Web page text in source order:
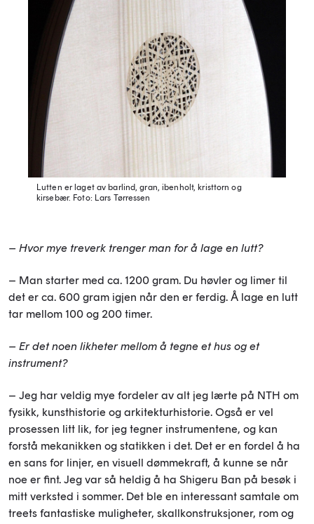
Lutten er laget av barlind, gran, ibenholt, kristtorn og
kirsebær. Foto: Lars Tørressen
– Hvor mye treverk trenger man for å lage en lutt?
– Man starter med ca. 1200 gram. Du høvler og limer til
det er ca. 600 gram igjen når den er ferdig. Å lage en lutt
tar mellom 100 og 200 timer.
– Er det noen likheter mellom å tegne et hus og et
instrument?
– Jeg har veldig mye fordeler av alt jeg lærte på NTH om
fysikk, kunsthistorie og arkitekturhistorie. Også er vel
prosessen litt lik, for jeg tegner instrumentene, og kan
forstå mekanikken og statikken i det. Det er en fordel å ha
en sans for linjer, en visuell dømmekraft, å kunne se når
noe er fint. Jeg var så heldig å ha Shigeru Ban på besøk i
mitt verksted i sommer. Det ble en interessant samtale om
treets fantastiske muligheter, skallkonstruksjoner, rom og